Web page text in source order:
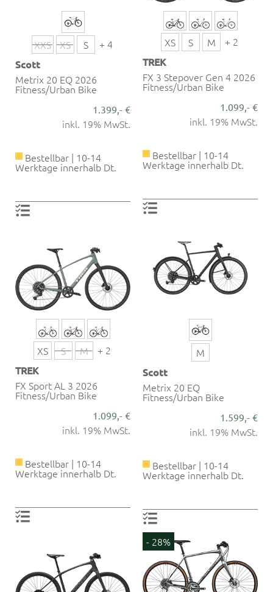
XXS XS S
+ 4
Scott
Metrix 20 EQ 2026
Fitness/Urban Bike
1.399,- €
inkl. 19% MwSt.
Bestellbar | 10-14
Werktage innerhalb Dt.
XS S M
+ 2
TREK
FX 3 Stepover Gen 4 2026
Fitness/Urban Bike
1.099,- €
inkl. 19% MwSt.
Bestellbar | 10-14
Werktage innerhalb Dt.
XS S M
+ 2
TREK
FX Sport AL 3 2026
Fitness/Urban Bike
1.099,- €
inkl. 19% MwSt.
Bestellbar | 10-14
Werktage innerhalb Dt.
M
Scott
Metrix 20 EQ
Fitness/Urban Bike
1.599,- €
inkl. 19% MwSt.
Bestellbar | 10-14
Werktage innerhalb Dt.
- 28%